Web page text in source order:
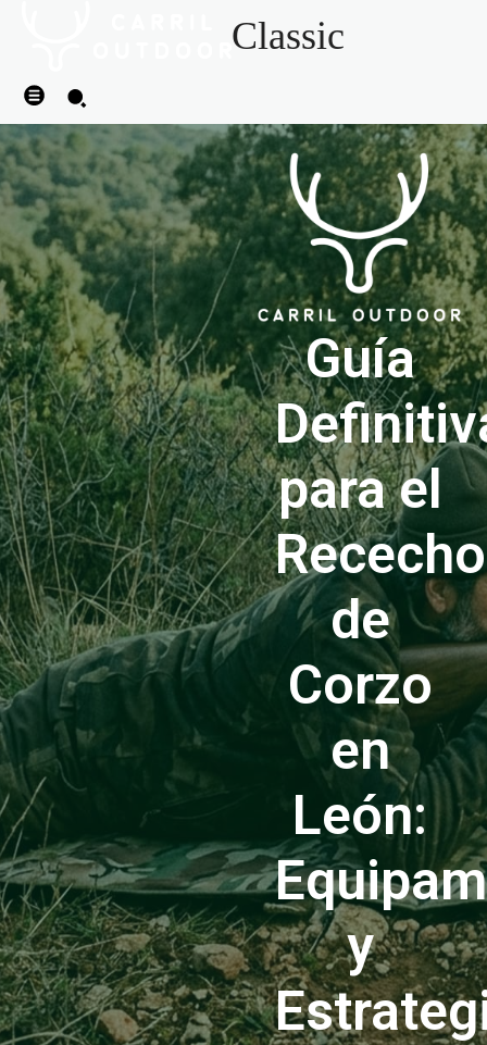
Classic
Guía
para el
Rececho
de
Corzo
en
León:
y